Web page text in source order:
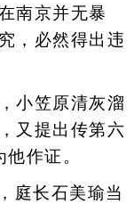
南京并无暴
，必然得出违
小笠原清灰溜
又提出传第六
作证。
长石美瑜当